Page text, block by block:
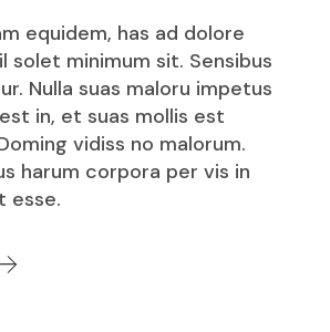
equidem, has ad dolore
solet minimum sit. Sensibus
Nulla suas maloru impetus
in, et suas mollis est
vidiss no malorum.
harum corpora per vis in
esse.